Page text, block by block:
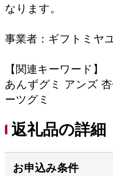
なります。
事業者：ギフトミヤ
【関連キーワード】
あんずグミ アンズ
ーツグミ
返礼品の詳細
お申込み条件